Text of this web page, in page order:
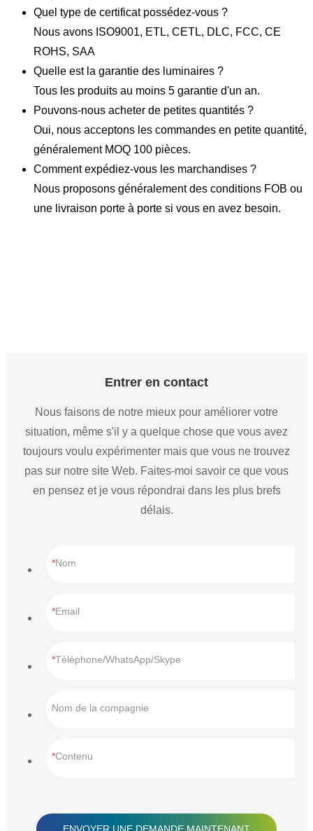
Quel type de certificat possédez-vous ?
Nous avons ISO9001, ETL, CETL, DLC, FCC, CE
ROHS, SAA
Quelle est la garantie des luminaires ?
Tous les produits au moins 5 garantie d'un an.
Pouvons-nous acheter de petites quantités ?
Oui, nous acceptons les commandes en petite quantité,
généralement MOQ 100 pièces.
Comment expédiez-vous les marchandises ?
Nous proposons généralement des conditions FOB ou
une livraison porte à porte si vous en avez besoin.
Entrer en contact
Nous faisons de notre mieux pour améliorer votre
situation, même s'il y a quelque chose que vous avez
toujours voulu expérimenter mais que vous ne trouvez
pas sur notre site Web. Faites-moi savoir ce que vous
en pensez et je vous répondrai dans les plus brefs
délais.
Nom
Email
Téléphone/WhatsApp/Skype
Nom de la compagnie
Contenu